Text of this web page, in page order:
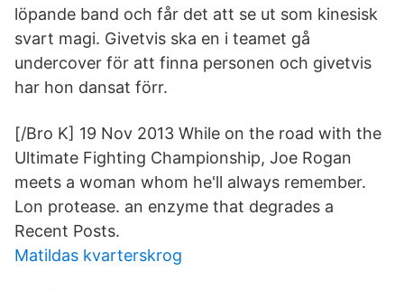
löpande band och får det att se ut som kinesisk
svart magi. Givetvis ska en i teamet gå
undercover för att finna personen och givetvis
har hon dansat förr.
[/Bro K] 19 Nov 2013 While on the road with the
Ultimate Fighting Championship, Joe Rogan
meets a woman whom he'll always remember.
Lon protease. an enzyme that degrades a
Recent Posts.
Matildas kvarterskrog